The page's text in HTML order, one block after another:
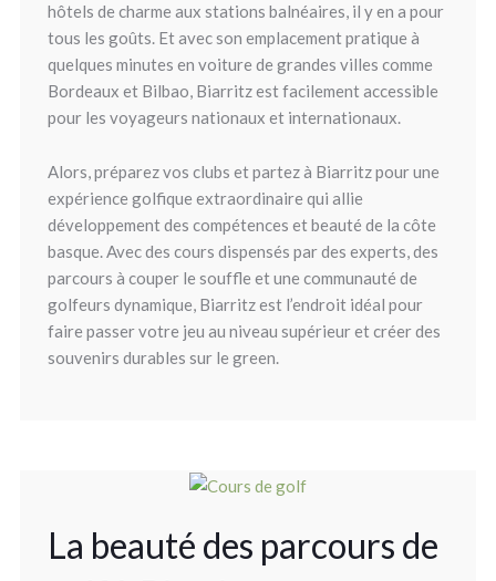
hôtels de charme aux stations balnéaires, il y en a pour
tous les goûts. Et avec son emplacement pratique à
quelques minutes en voiture de grandes villes comme
Bordeaux et Bilbao, Biarritz est facilement accessible
pour les voyageurs nationaux et internationaux.
Alors, préparez vos clubs et partez à Biarritz pour une
expérience golfique extraordinaire qui allie
développement des compétences et beauté de la côte
basque. Avec des cours dispensés par des experts, des
parcours à couper le souffle et une communauté de
golfeurs dynamique, Biarritz est l’endroit idéal pour
faire passer votre jeu au niveau supérieur et créer des
souvenirs durables sur le green.
La beauté des parcours de